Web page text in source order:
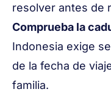
resolver antes de
Comprueba la
Indonesia exige
de la fecha de
familia.